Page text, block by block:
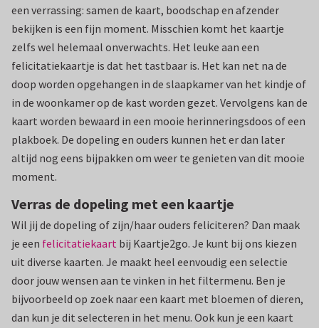
een verrassing: samen de kaart, boodschap en afzender
bekijken is een fijn moment. Misschien komt het kaartje
zelfs wel helemaal onverwachts. Het leuke aan een
felicitatiekaartje is dat het tastbaar is. Het kan net na de
doop worden opgehangen in de slaapkamer van het kindje of
in de woonkamer op de kast worden gezet. Vervolgens kan de
kaart worden bewaard in een mooie herinneringsdoos of een
plakboek. De dopeling en ouders kunnen het er dan later
altijd nog eens bijpakken om weer te genieten van dit mooie
moment.
Verras de dopeling met een kaartje
Wil jij de dopeling of zijn/haar ouders feliciteren? Dan maak
je een felicitatiekaart bij Kaartje2go. Je kunt bij ons kiezen
uit diverse kaarten. Je maakt heel eenvoudig een selectie
door jouw wensen aan te vinken in het filtermenu. Ben je
bijvoorbeeld op zoek naar een kaart met bloemen of dieren,
dan kun je dit selecteren in het menu. Ook kun je een kaart